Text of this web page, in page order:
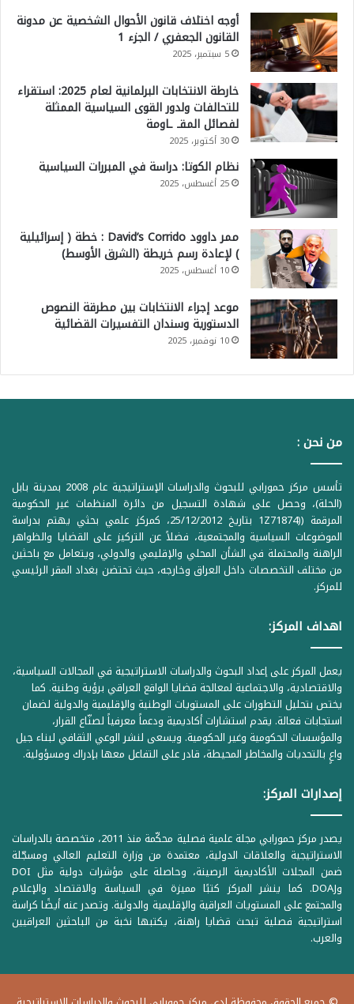
أوجه اختلاف قانون الأحوال الشخصية عن مدونة
القانون الجعفري / الجزء 1
5 سبتمبر، 2025
خارطة الانتخابات البرلمانية لعام 2025: استقراء
للتحالفات ولدور القوى السياسية الممثلة
لفصائل المقـ ـاومة
30 أكتوبر، 2025
نظام الكوتا: دراسة في المبررات السياسية
25 أغسطس، 2025
ممر داوود David’s Corrido : خطة ( إسرائيلية
) لإعادة رسم خريطة (الشرق الأوسط)
10 أغسطس، 2025
موعد إجراء الانتخابات بين مطرقة النصوص
الدستورية وسندان التفسيرات القضائية
10 نوفمبر، 2025
من نحن :
تأسس مركز حمورابي للبحوث والدراسات الإستراتيجية عام 2008 بمدينة بابل
(الحلة)، وحصل على شهادة التسجيل من دائرة المنظمات غير الحكومية
المرقمة ((1Z71874 بتاريخ 25/12/2012، كمركز علمي بحثي يهتم بدراسة
الموضوعات السياسية والمجتمعية، فضلاً عن التركيز على القضايا والظواهر
الراهنة والمحتملة في الشأن المحلي والإقليمي والدولي، ويتعامل مع باحثين
من مختلف التخصصات داخل العراق وخارجه، حيث تحتضن بغداد المقر الرئيسي
للمركز.
اهداف المركز:
يعمل المركز على إعداد البحوث والدراسات الاستراتيجية في المجالات السياسية،
والاقتصادية، والاجتماعية لمعالجة قضايا الواقع العراقي برؤية وطنية. كما
يختص بتحليل التطورات على المستويات الوطنية والإقليمية والدولية لضمان
استجابات فعالة. يقدم استشارات أكاديمية ودعماً معرفياً لصنّاع القرار،
والمؤسسات الحكومية وغير الحكومية. ويسعى لنشر الوعي الثقافي لبناء جيل
واعٍ بالتحديات والمخاطر المحيطة، قادر على التفاعل معها بإدراك ومسؤولية.
إصدارات المركز:
يصدر مركز حمورابي مجلة علمية فصلية محكّمة منذ 2011، متخصصة بالدراسات
الاستراتيجية والعلاقات الدولية، معتمدة من وزارة التعليم العالي ومسجّلة
ضمن المجلات الأكاديمية الرصينة، وحاصلة على مؤشرات دولية مثل DOI
وDOAJ. كما ينشر المركز كتبًا مميزة في السياسة والاقتصاد والإعلام
والمجتمع على المستويات العراقية والإقليمية والدولية. وتصدر عنه أيضًا كراسة
استراتيجية فصلية تبحث قضايا راهنة، يكتبها نخبة من الباحثين العراقيين
والعرب.